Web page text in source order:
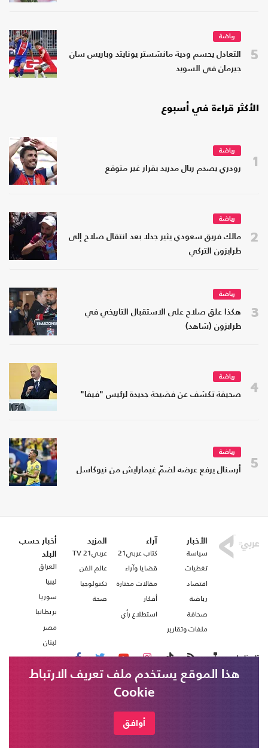
5
رياضة
التعادل يحسم ودية مانشستر يونايتد وباريس سان
جيرمان في السويد
الأكثر قراءة في أسبوع
1
رياضة
رودري يصدم ريال مدريد بقرار غير متوقع
2
رياضة
مالك فريق سعودي يثير جدلا بعد انتقال صلاح إلى
طرابزون التركي
3
رياضة
هكذا علق صلاح على الاستقبال التاريخي في
طرابزون (شاهد)
4
رياضة
صحيفة تكشف عن فضيحة جديدة لرئيس "فيفا"
5
رياضة
أرسنال يرفع عرضه لضمّ غيمارايش من نيوكاسل
الأخبار
سياسة
تغطيات
اقتصاد
رياضة
صحافة
ملفات وتقارير
آراء
كتاب عربي21
قضايا وآراء
مقالات مختارة
أفكار
استطلاع رأي
المزيد
عربي21 TV
عالم الفن
تكنولوجيا
صحة
أخبار حسب
البلد
العراق
ليبيا
سوريا
بريطانيا
مصر
لبنان
تابعنا على
هذا الموقع يستخدم ملف تعريف الارتباط
Cookie
أوافق